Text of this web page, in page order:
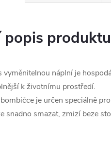
popis produktu
vyměnitelnou náplní je
k životnímu prostředí.
je určen speciálně
snadno smazat, zmizí beze